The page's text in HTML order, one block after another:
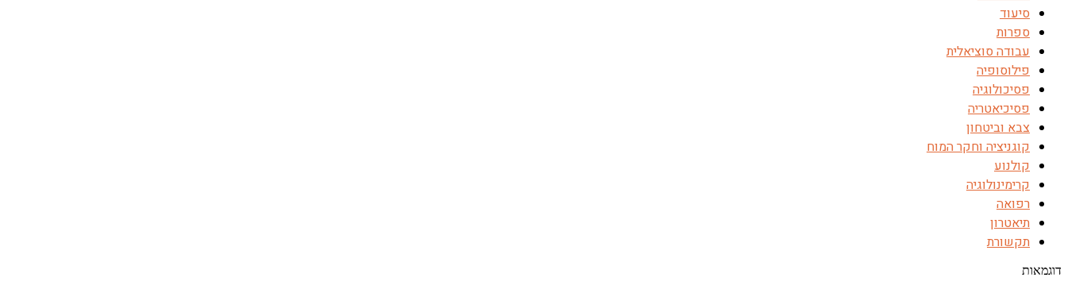
סיעוד
ספרות
עבודה סוציאלית
פילוסופיה
פסיכולוגיה
פסיכיאטריה
צבא וביטחון
קוגניציה וחקר המוח
קולנוע
קרימינולוגיה
רפואה
תיאטרון
תקשורת
דוגמאות